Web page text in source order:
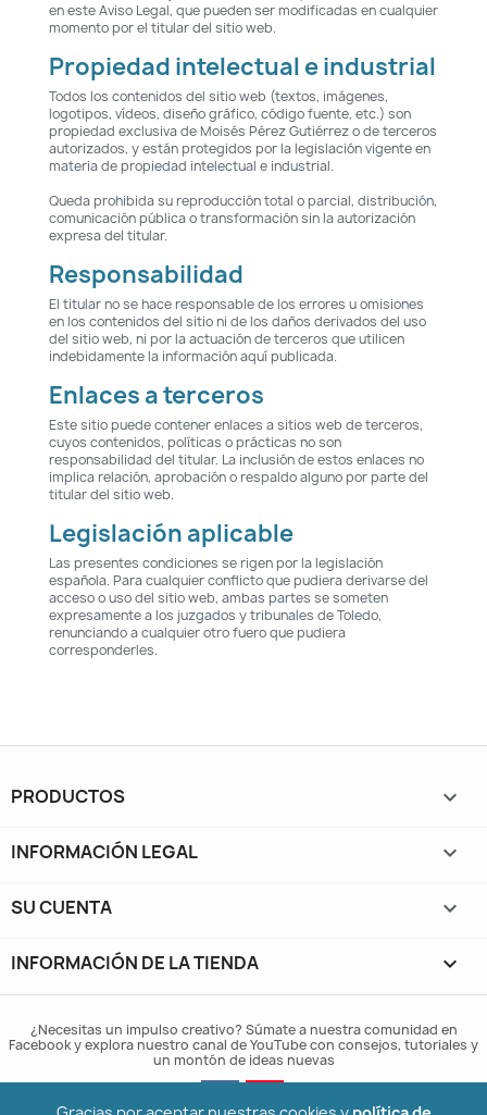
en este Aviso Legal, que pueden ser modificadas en cualquier
momento por el titular del sitio web.
Propiedad intelectual e industrial
Todos los contenidos del sitio web (textos, imágenes,
logotipos, vídeos, diseño gráfico, código fuente, etc.) son
propiedad exclusiva de Moisés Pérez Gutiérrez o de terceros
autorizados, y están protegidos por la legislación vigente en
materia de propiedad intelectual e industrial.
Queda prohibida su reproducción total o parcial, distribución,
comunicación pública o transformación sin la autorización
expresa del titular.
Responsabilidad
El titular no se hace responsable de los errores u omisiones
en los contenidos del sitio ni de los daños derivados del uso
del sitio web, ni por la actuación de terceros que utilicen
indebidamente la información aquí publicada.
Enlaces a terceros
Este sitio puede contener enlaces a sitios web de terceros,
cuyos contenidos, políticas o prácticas no son
responsabilidad del titular. La inclusión de estos enlaces no
implica relación, aprobación o respaldo alguno por parte del
titular del sitio web.
Legislación aplicable
Las presentes condiciones se rigen por la legislación
española. Para cualquier conflicto que pudiera derivarse del
acceso o uso del sitio web, ambas partes se someten
expresamente a los juzgados y tribunales de Toledo,
renunciando a cualquier otro fuero que pudiera
corresponderles.
PRODUCTOS 
INFORMACIÓN LEGAL 
SU CUENTA 
INFORMACIÓN DE LA TIENDA keyboard_arrow_down
¿Necesitas un impulso creativo? Súmate a nuestra comunidad en
Facebook y explora nuestro canal de YouTube con consejos, tutoriales y
un montón de ideas nuevas